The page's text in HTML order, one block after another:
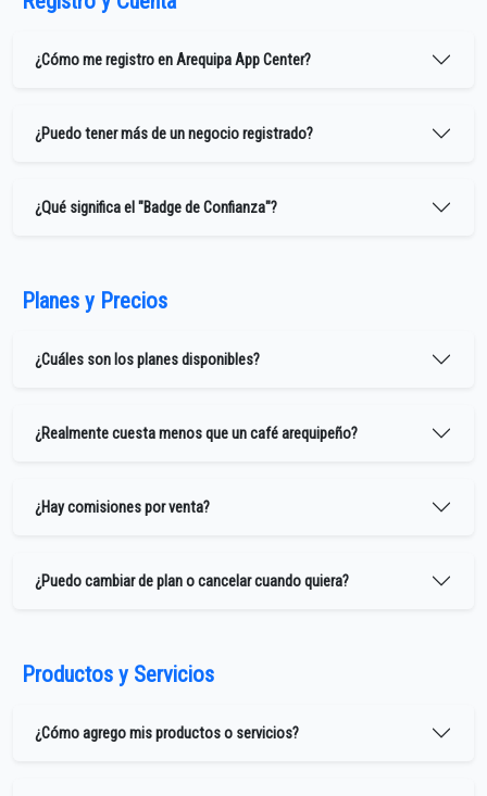
¿Cómo me registro en Arequipa App Center?
¿Puedo tener más de un negocio registrado?
¿Qué significa el "Badge de Confianza"?
Planes y Precios
¿Cuáles son los planes disponibles?
¿Realmente cuesta menos que un café arequipeño?
¿Hay comisiones por venta?
¿Puedo cambiar de plan o cancelar cuando quiera?
Productos y Servicios
¿Cómo agrego mis productos o servicios?